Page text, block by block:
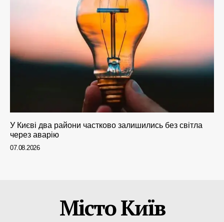
У Києві два райони частково залишились без світла
через аварію
07.08.2026
Місто Київ